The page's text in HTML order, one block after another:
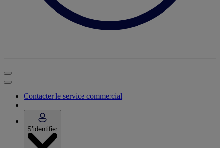
Contacter le service commercial
S’identifier